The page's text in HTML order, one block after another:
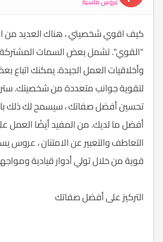
كيف اقوي شخصيتي ، هناك العديد
"القوي". تشمل بعض السمات المشتركة
وأخلاقيات العمل الجيدة. يمكنك اتباع
لتقوية جوانب متعددة من شخصيتك.
تحسين أفضل صفاتك ، سيسمح لك ذلك
أفضل ما لديك. من المفيد أيضًا العمل
التعاطف والتعبير عن الامتنان ،
قوية من خلال تولي أدوار قيادية
التركيز على أفضل صفاتك